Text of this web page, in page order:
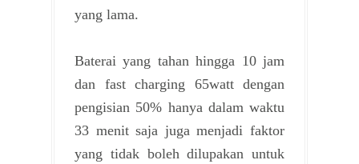
yang lama.
Baterai yang tahan hingga 10 jam
dan fast charging 65watt dengan
pengisian 50% hanya dalam waktu
33 menit saja juga menjadi faktor
yang tidak boleh dilupakan untuk